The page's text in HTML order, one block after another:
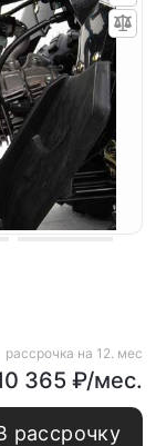
рассрочка на 12. мес
365 ₽/мес.
рассрочку